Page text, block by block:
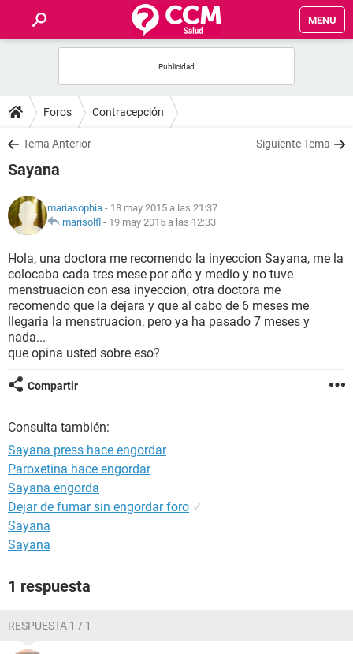
MENU
FOROS
SALUD
FAMILIA
NUTRICIÓN
BIENESTAR
SEXUALIDAD
GLOSARIO
Foros Contracepción
Tema Anterior Siguiente Tema
Sayana
mariasophia - 18 may 2015 a las 21:37
marisolfl - 19 may 2015 a las 12:33
Hola, una doctora me recomendo la inyeccion Sayana, me la
colocaba cada tres mese por año y medio y no tuve
menstruacion con esa inyeccion, otra doctora me
recomendo que la dejara y que al cabo de 6 meses me
llegaria la menstruacion, pero ya ha pasado 7 meses y
nada...
que opina usted sobre eso?
Compartir
Consulta también:
Sayana press hace engordar
Paroxetina hace engordar
Sayana engorda
Dejar de fumar sin engordar foro ✓
Sayana
Sayana
1 respuesta
RESPUESTA 1 / 1